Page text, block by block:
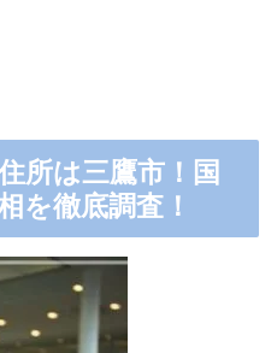
所は三鷹市！国
を徹底調査！